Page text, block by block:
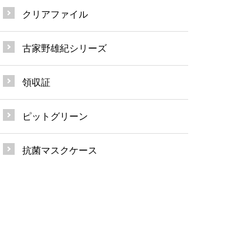
クリアファイル
古家野雄紀シリーズ
領収証
ピットグリーン
抗菌マスクケース